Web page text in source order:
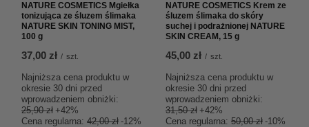
NATURE COSMETICS Mgiełka
tonizująca ze śluzem ślimaka
NATURE SKIN TONING MIST,
100 g
37,00 zł / szt.
Najniższa cena produktu w
okresie 30 dni przed
wprowadzeniem obniżki:
25,90 zł +42%
Cena regularna: 42,00 zł -12%
NATURE COSMETICS Krem ze
śluzem ślimaka do skóry
suchej i podrażnionej NATURE
SKIN CREAM, 15 g
45,00 zł / szt.
Najniższa cena produktu w
okresie 30 dni przed
wprowadzeniem obniżki:
31,50 zł +42%
Cena regularna: 50,00 zł -10%